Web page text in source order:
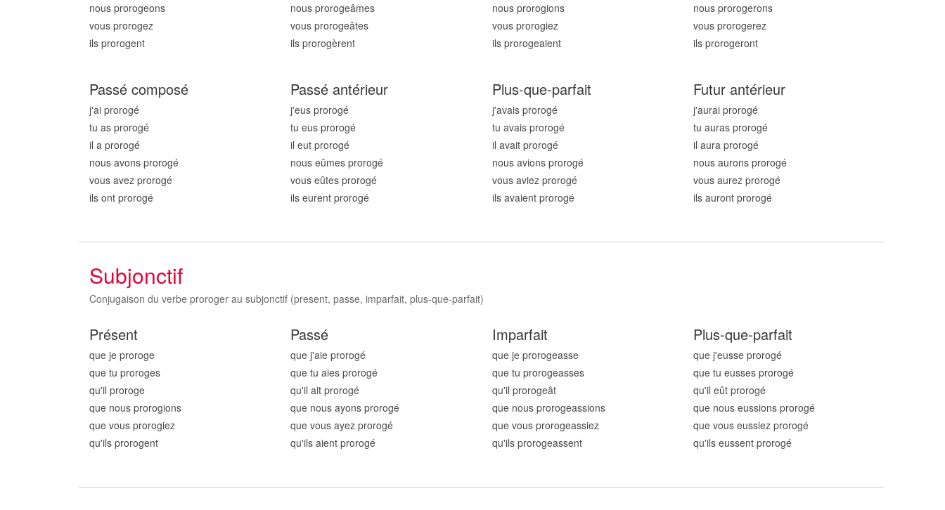
nous prorogeons
vous prorogez
ils prorogent
nous prorogeâmes
vous prorogeâtes
ils prorogèrent
nous prorogions
vous prorogiez
ils prorogeaient
nous prorogerons
vous prorogerez
ils prorogeront
Passé composé
j'ai prorogé
tu as prorogé
il a prorogé
nous avons prorogé
vous avez prorogé
ils ont prorogé
Passé antérieur
j'eus prorogé
tu eus prorogé
il eut prorogé
nous eûmes prorogé
vous eûtes prorogé
ils eurent prorogé
Plus-que-parfait
j'avais prorogé
tu avais prorogé
il avait prorogé
nous avions prorogé
vous aviez prorogé
ils avaient prorogé
Futur antérieur
j'aurai prorogé
tu auras prorogé
il aura prorogé
nous aurons prorogé
vous aurez prorogé
ils auront prorogé
Subjonctif
Conjugaison du verbe proroger au subjonctif (present, passe, imparfait, plus-que-parfait)
Présent
que je proroge
que tu proroges
qu'il proroge
que nous prorogions
que vous prorogiez
qu'ils prorogent
Passé
que j'aie prorogé
que tu aies prorogé
qu'il ait prorogé
que nous ayons prorogé
que vous ayez prorogé
qu'ils aient prorogé
Imparfait
que je prorogeasse
que tu prorogeasses
qu'il prorogeât
que nous prorogeassions
que vous prorogeassiez
qu'ils prorogeassent
Plus-que-parfait
que j'eusse prorogé
que tu eusses prorogé
qu'il eût prorogé
que nous eussions prorogé
que vous eussiez prorogé
qu'ils eussent prorogé